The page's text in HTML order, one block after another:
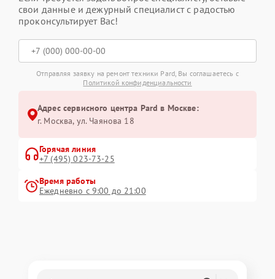
свои данные и дежурный специалист с радостью
проконсультирует Вас!
Отправляя заявку на ремонт техники Pard, Вы соглашаетесь с
Политикой конфиденциальности
Адрес сервисного центра Pard в Москве:
г. Москва, ул. Чаянова 18
Горячая линия
+7 (495) 023-73-25
Время работы
Ежедневно с 9:00 до 21:00